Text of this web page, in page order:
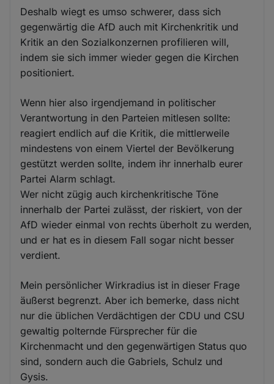
Deshalb wiegt es umso schwerer, dass sich
gegenwärtig die AfD auch mit Kirchenkritik und
Kritik an den Sozialkonzernen profilieren will,
indem sie sich immer wieder gegen die Kirchen
positioniert.
Wenn hier also irgendjemand in politischer
Verantwortung in den Parteien mitlesen sollte:
reagiert endlich auf die Kritik, die mittlerweile
mindestens von einem Viertel der Bevölkerung
gestützt werden sollte, indem ihr innerhalb eurer
Partei Alarm schlagt.
Wer nicht zügig auch kirchenkritische Töne
innerhalb der Partei zulässt, der riskiert, von der
AfD wieder einmal von rechts überholt zu werden,
und er hat es in diesem Fall sogar nicht besser
verdient.
Mein persönlicher Wirkradius ist in dieser Frage
äußerst begrenzt. Aber ich bemerke, dass nicht
nur die üblichen Verdächtigen der CDU und CSU
gewaltig polternde Fürsprecher für die
Kirchenmacht und den gegenwärtigen Status quo
sind, sondern auch die Gabriels, Schulz und
Gysis.